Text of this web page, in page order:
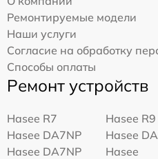
Ремонтируемые модели
Наши услуги
Согласие на обработку
Способы оплаты
Ремонт устройств
Hasee R7
Hasee R9
Hasee DA7NP
Hasee
Hasee DA7NP
Hasee